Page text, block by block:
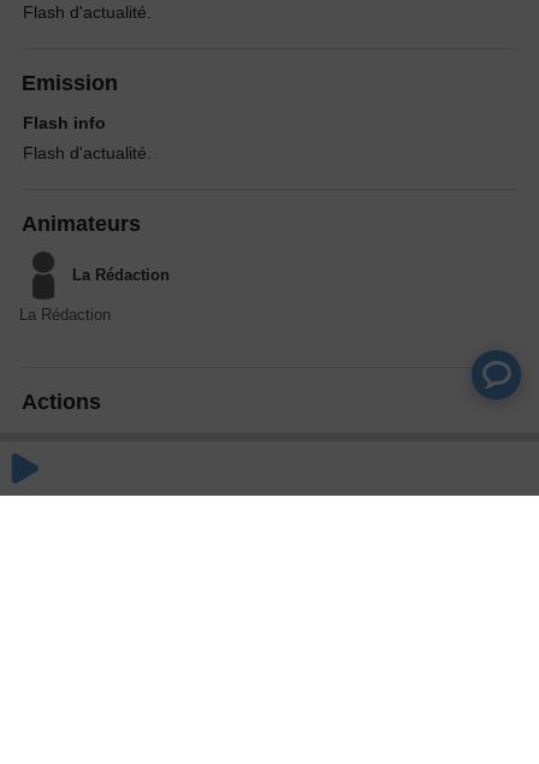
Flash d'actualité.
Emission
Flash info
Flash d'actualité.
Animateurs
La Rédaction
La Rédaction
Actions